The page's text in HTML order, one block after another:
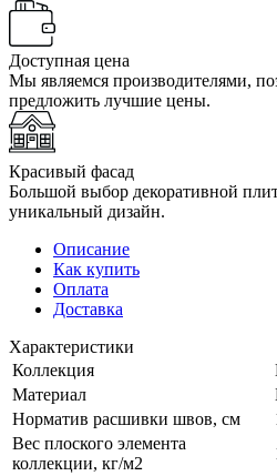
Доступная цена
Мы являемся производителями,
предложить лучшие цены.
Красивый фасад
Большой выбор декоративной
уникальный дизайн.
Описание
Как купить
Оплата
Доставка
Характеристики
Коллекция
Материал
Норматив расшивки швов, см
Вес плоского элемента
коллекции, кг/м2